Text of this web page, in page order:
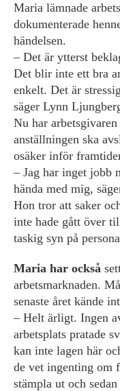
Maria lämnade
dokumenterade
händelsen.
– Det är ytterst
Det blir inte ett bra
enkelt. Det är
säger Lynn
Nu har
anställningen ska
osäker inför
– Jag har inget jobb
hända med mig,
Hon tror att saker
inte hade gått över
taskig syn på
Maria har också
arbetsmarknaden.
senaste året kände
– Helt ärligt. Ingen
arbetsplats pratade
kan inte lagen här
de vet ingenting om
stämpla ut och